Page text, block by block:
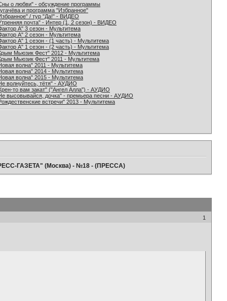
о любви" - обсуждение программы
и программа "Избранное"
/ тур "Да!" - ВИДЕО
почта" - Интер (1, 2 сезон) - ВИДЕО
А" 3 сезон - Мультитема
А" 2 сезон - Мультитема
А" 1 сезон - (1 часть) - Мультитема
А" 1 сезон - (2 часть) - Мультитема
Мьюзик Фест" 2012 - Мультитема
Мьюзик Фест" 2011 - Мультитема
волна" 2011 - Мультитема
волна" 2014 - Мультитема
волна" 2015 - Мультитема
волнуйтесь, тётя" - АУДИО
то вам закат" ("Ангел Алла") - АУДИО
высовывайся, дочка" - премьера песни - АУДИО
встречи" 2013 - Мультитема
ГАЗЕТА" (Москва) - №18 - (ПРЕССА)
1